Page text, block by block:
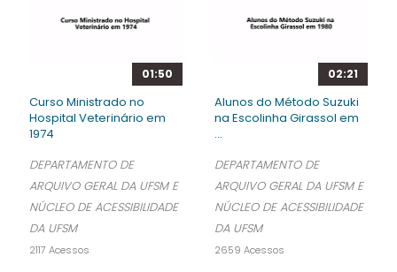
01:50
Curso Ministrado no
Hospital Veterinário em
1974
DEPARTAMENTO DE
ARQUIVO GERAL DA UFSM E
NÚCLEO DE ACESSIBILIDADE
DA UFSM
2117 Acessos
02:21
Alunos do Método Suzuki
na Escolinha Girassol em
...
DEPARTAMENTO DE
ARQUIVO GERAL DA UFSM E
NÚCLEO DE ACESSIBILIDADE
DA UFSM
2659 Acessos